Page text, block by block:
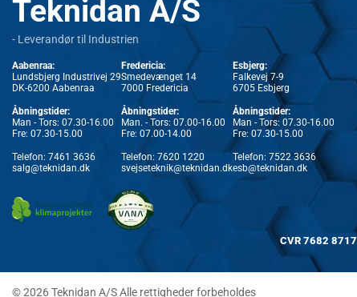
Teknidan A/S
- Leverandør til Industrien
Aabenraa:
Lundsbjerg Industrivej 29
DK-6200 Aabenraa
Åbningstider:
Man - Tors: 07.30-16.00
Fre: 07.30-15.00
Telefon: 7461 3636
salg@teknidan.dk
Fredericia:
Smedevænget 14
7000 Fredericia
Åbningstider:
Man. - Tors: 07.00-16.00
Fre: 07.00-14.00
Telefon: 7620 1220
svejseteknik@teknidan.dk
Esbjerg:
Falkevej 7-9
6705 Esbjerg
Åbningstider:
Man - Tors: 07.30-16.00
Fre: 07.30-15.00
Telefon: 7522 3636
esb@teknidan.dk
CVR 7682 8717
© 2026 Teknidan A/S Alle rettigheder forbeholdes